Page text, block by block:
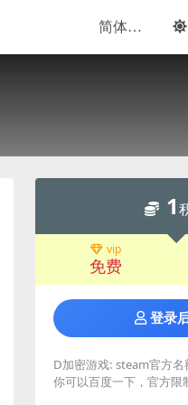
1
vip
免费
登录
D加密游戏: steam官方名
你可以百度一下，官方限